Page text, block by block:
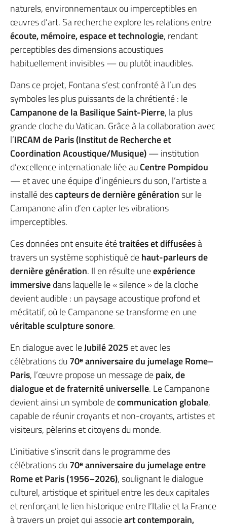
naturels, environnementaux ou imperceptibles en
œuvres d’art. Sa recherche explore les relations entre
écoute, mémoire, espace et technologie, rendant
perceptibles des dimensions acoustiques
habituellement invisibles — ou plutôt inaudibles.
Dans ce projet, Fontana s’est confronté à l’un des
symboles les plus puissants de la chrétienté : le
Campanone de la Basilique Saint-Pierre, la plus
grande cloche du Vatican. Grâce à la collaboration avec
l’IRCAM de Paris (Institut de Recherche et
Coordination Acoustique/Musique)— institution
d’excellence internationale liée au Centre Pompidou
— et avec une équipe d’ingénieurs du son, l’artiste a
installé descapteurs de dernière générationsur le
Campanone afin d’en capter les vibrations
imperceptibles.
Ces données ont ensuite ététraitées et diffuséesà
travers un système sophistiqué dehaut-parleurs de
dernière génération. Il en résulte uneexpérience
immersivedans laquelle le « silence » de la cloche
devient audible : un paysage acoustique profond et
méditatif, où le Campanone se transforme en une
véritable sculpture sonore.
En dialogue avec leJubilé 2025 et avec les
célébrations du 70ᵉ anniversaire du jumelage Rome–
Paris, l’œuvre propose un message depaix, de
dialogue et de fraternité universelle. Le Campanone
devient ainsi un symbole decommunication globale,
capable de réunir croyants et non-croyants, artistes et
visiteurs, pèlerins et citoyens du monde.
L’initiative s’inscrit dans le programme des
célébrations du 70ᵉ anniversaire du jumelage entre
Rome et Paris (1956–2026), soulignant le dialogue
culturel, artistique et spirituel entre les deux capitales
et renforçant le lien historique entre l’Italie et la France
à travers un projet qui associeart contemporain,